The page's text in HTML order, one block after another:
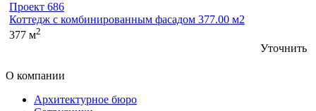
Проект 686
Коттедж с комбинированным фасадом 377.00 м2
377 м2
Уточнить
О компании
Архитектурное бюро